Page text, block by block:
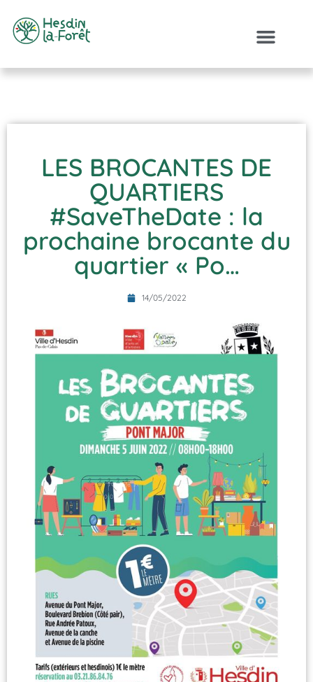
LES BROCANTES DE
QUARTIERS
#SaveTheDate : la
prochaine brocante du
quartier « Po…
14/05/2022